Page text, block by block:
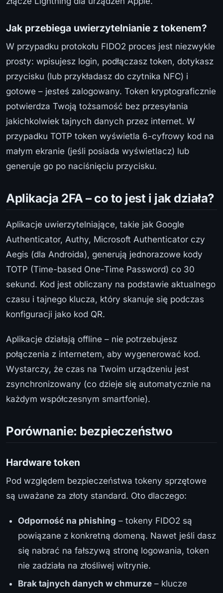
Jak przebiega uwierzytelnianie z tokenem?
W przypadku protokołu FIDO2 proces jest niezwykle
prosty: wpisujesz login, podłączasz token, dotykasz
przycisku (lub przykładasz do czytnika NFC) i
gotowe – jesteś zalogowany. Token kryptograficznie
potwierdza Twoją tożsamość bez przesyłania
jakichkolwiek tajnych danych przez internet. W
przypadku TOTP token wyświetla 6-cyfrowy kod na
małym ekranie (jeśli posiada wyświetlacz) lub
generuje go po naciśnięciu przycisku.
Aplikacja 2FA – co to jest i jak działa?
Aplikacje uwierzytelniające, takie jak Google
Authenticator, Authy, Microsoft Authenticator czy
Aegis (dla Androida), generują jednorazowe kody
TOTP (Time-based One-Time Password) co 30
sekund. Kod jest obliczany na podstawie aktualnego
czasu i tajnego klucza, który skanuje się podczas
konfiguracji jako kod QR.
Aplikacje działają offline – nie potrzebujesz
połączenia z internetem, aby wygenerować kod.
Wystarczy, że czas na Twoim urządzeniu jest
zsynchronizowany (co dzieje się automatycznie na
każdym współczesnym smartfonie).
Porównanie: bezpieczeństwo
Hardware token
Pod względem bezpieczeństwa tokeny sprzętowe
są uważane za złoty standard. Oto dlaczego:
Odporność na phishing – tokeny FIDO2 są
powiązane z konkretną domeną. Nawet jeśli dasz
się nabrać na fałszywą stronę logowania, token
nie zadziała na złośliwej witrynie.
Brak tajnych danych w chmurze – klucze